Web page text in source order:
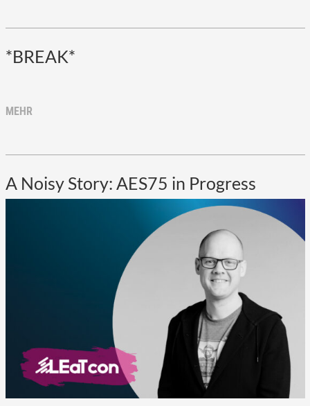
*BREAK*
MEHR
A Noisy Story: AES75 in Progress